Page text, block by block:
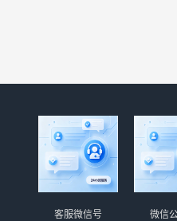
微信
客服微信号